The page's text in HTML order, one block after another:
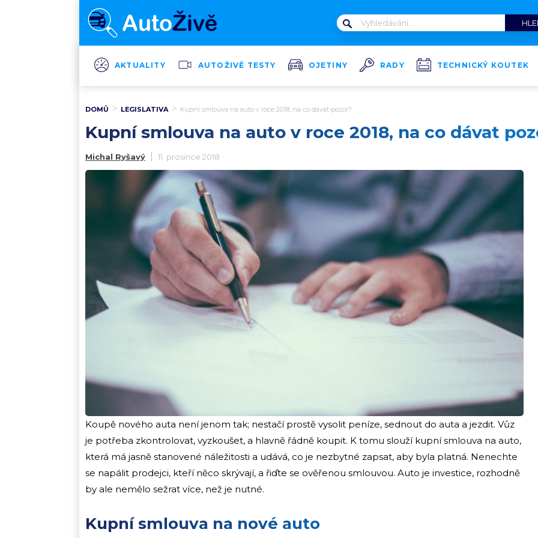
AKTUALITY AUTOŽIVĚ TESTY OJETINY RADY TECHNICKÝ KOUTEK
DOMŮ LEGISLATIVA Kupní smlouva na auto v roce 2018, na co dávat pozor?
Kupní smlouva na auto v roce 2018, na co dávat
Michal Ryšavý 11. prosince 2018
Koupě nového auta není jenom tak; nestačí prostě vysolit peníze, sednout do auta a jezdit. Vůz
je potřeba zkontrolovat, vyzkoušet, a hlavně řádně koupit. K tomu slouží kupní smlouva na auto,
která má jasně stanovené náležitosti a udává, co je nezbytné zapsat, aby byla platná. Nenechte
se napálit prodejci, kteří něco skrývají, a řiďte se ověřenou smlouvou. Auto je investice, rozhodně
by ale nemělo sežrat více, než je nutné.
Kupní smlouva na nové auto